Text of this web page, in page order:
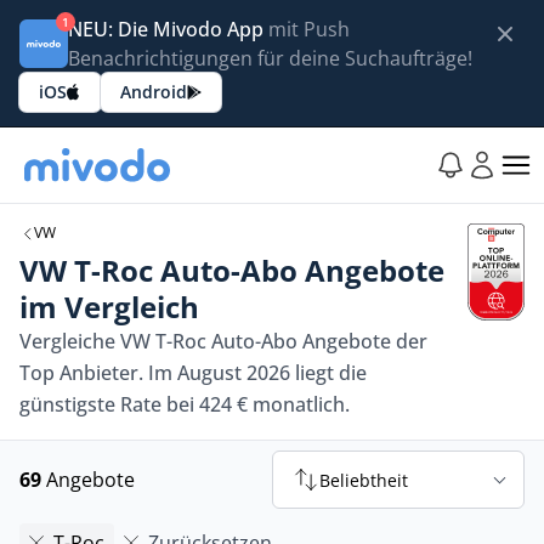
1NEU: Die Mivodo App mit Push
Benachrichtigungen für deine Suchaufträge!
iOS Android
VW
VW T-Roc Auto-Abo Angebote
im Vergleich
Vergleiche VW T-Roc Auto-Abo Angebote der
Top Anbieter. Im August 2026 liegt die
günstigste Rate bei 424 € monatlich.
69Angebote Beliebtheit